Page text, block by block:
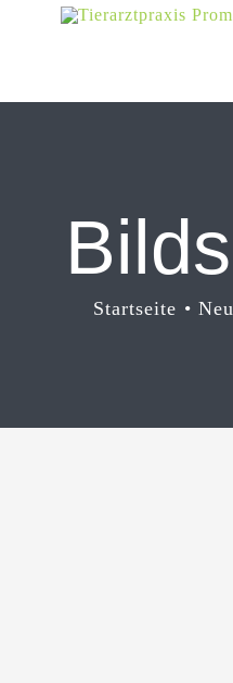
Startseite